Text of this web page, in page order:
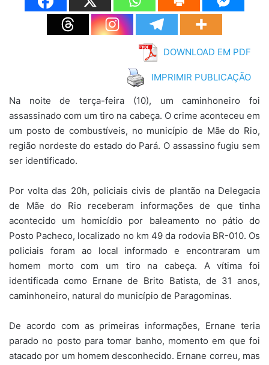
DOWNLOAD EM PDF
IMPRIMIR PUBLICAÇÃO
Na noite de terça-feira (10), um caminhoneiro foi
assassinado com um tiro na cabeça. O crime aconteceu em
um posto de combustíveis, no município de Mãe do Rio,
região nordeste do estado do Pará. O assassino fugiu sem
ser identificado.
Por volta das 20h, policiais civis de plantão na Delegacia
de Mãe do Rio receberam informações de que tinha
acontecido um homicídio por baleamento no pátio do
Posto Pacheco, localizado no km 49 da rodovia BR-010. Os
policiais foram ao local informado e encontraram um
homem morto com um tiro na cabeça. A vítima foi
identificada como Ernane de Brito Batista, de 31 anos,
caminhoneiro, natural do município de Paragominas.
De acordo com as primeiras informações, Ernane teria
parado no posto para tomar banho, momento em que foi
atacado por um homem desconhecido. Ernane correu, mas